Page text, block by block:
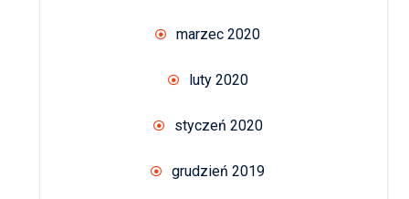
marzec 2020
luty 2020
styczeń 2020
grudzień 2019